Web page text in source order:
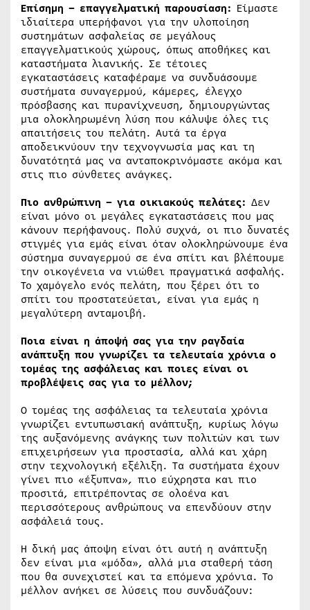
Επίσημη – επαγγελματική παρουσίαση: Είμαστε
ιδιαίτερα υπερήφανοι για την υλοποίηση
συστημάτων ασφαλείας σε μεγάλους
επαγγελματικούς χώρους, όπως αποθήκες και
καταστήματα λιανικής. Σε τέτοιες
εγκαταστάσεις καταφέραμε να συνδυάσουμε
συστήματα συναγερμού, κάμερες, έλεγχο
πρόσβασης και πυρανίχνευση, δημιουργώντας
μια ολοκληρωμένη λύση που κάλυψε όλες τις
απαιτήσεις του πελάτη. Αυτά τα έργα
αποδεικνύουν την τεχνογνωσία μας και τη
δυνατότητά μας να ανταποκρινόμαστε ακόμα και
στις πιο σύνθετες ανάγκες.
Πιο ανθρώπινη – για οικιακούς πελάτες: Δεν
είναι μόνο οι μεγάλες εγκαταστάσεις που μας
κάνουν περήφανους. Πολύ συχνά, οι πιο δυνατές
στιγμές για εμάς είναι όταν ολοκληρώνουμε ένα
σύστημα συναγερμού σε ένα σπίτι και βλέπουμε
την οικογένεια να νιώθει πραγματικά ασφαλής.
Το χαμόγελο ενός πελάτη, που ξέρει ότι το
σπίτι του προστατεύεται, είναι για εμάς η
μεγαλύτερη ανταμοιβή.
Ποια είναι η άποψή σας για την ραγδαία
ανάπτυξη που γνωρίζει τα τελευταία χρόνια ο
τομέας της ασφάλειας και ποιες είναι οι
προβλέψεις σας για το μέλλον;
Ο τομέας της ασφάλειας τα τελευταία χρόνια
γνωρίζει εντυπωσιακή ανάπτυξη, κυρίως λόγω
της αυξανόμενης ανάγκης των πολιτών και των
επιχειρήσεων για προστασία, αλλά και χάρη
στην τεχνολογική εξέλιξη. Τα συστήματα έχουν
γίνει πιο «έξυπνα», πιο εύχρηστα και πιο
προσιτά, επιτρέποντας σε ολοένα και
περισσότερους ανθρώπους να επενδύουν στην
ασφάλειά τους.
Η δική μας άποψη είναι ότι αυτή η ανάπτυξη
δεν είναι μια «μόδα», αλλά μια σταθερή τάση
που θα συνεχιστεί και τα επόμενα χρόνια. Το
μέλλον ανήκει σε λύσεις που συνδυάζουν: